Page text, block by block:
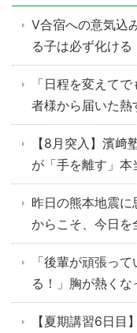
V合宿への意気込
る子は必ず化ける
「日程を変えて
者様から届いた
【8月突入】濱﨑
が「手を離す」
昨日の熊本地震
からこそ、今日
「後輩が頑張っ
る！」胸が熱く
【夏期講習6日目